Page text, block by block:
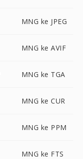
MNG ke JPEG
MNG ke AVIF
MNG ke TGA
MNG ke CUR
MNG ke PPM
MNG ke FTS